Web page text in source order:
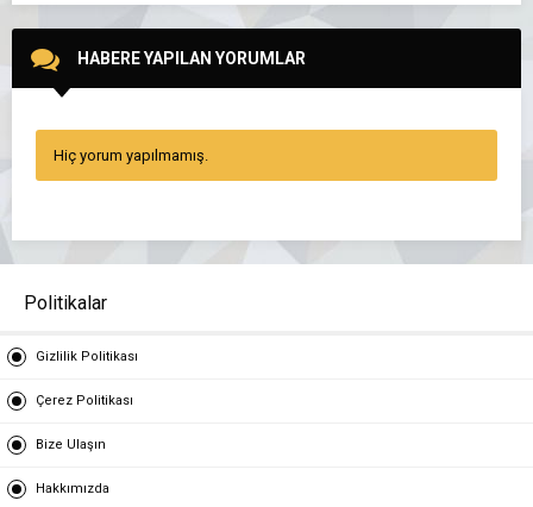
HABERE YAPILAN YORUMLAR
Hiç yorum yapılmamış.
Politikalar
Gizlilik Politikası
Çerez Politikası
Bize Ulaşın
Hakkımızda